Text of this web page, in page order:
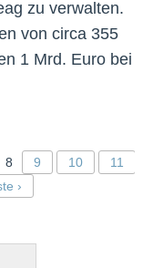
zu verwalten.
von circa 355
1 Mrd. Euro bei
8 9 10
11
›